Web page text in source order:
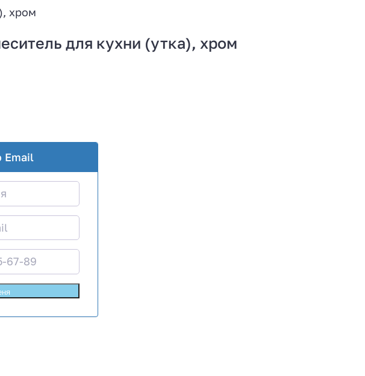
хром
для кухни (утка), хром
Email